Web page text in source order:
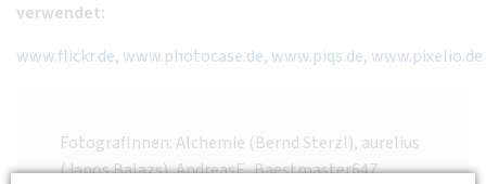
verwendet:
www.flickr.de,www.photocase.de,www.piqs.de,www.pixelio.de
FotografInnen: Alchemie (Bernd Sterzl), aurelius
(Janos Balazs), AndreasF., Baestmaster647